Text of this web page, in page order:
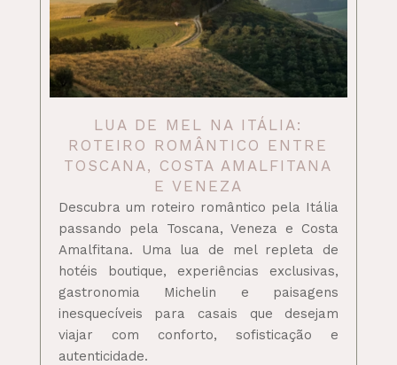
LUA DE MEL NA ITÁLIA:
ROTEIRO ROMÂNTICO ENTRE
TOSCANA, COSTA AMALFITANA
E VENEZA
Descubra um roteiro romântico pela Itália
passando pela Toscana, Veneza e Costa
Amalfitana. Uma lua de mel repleta de
hotéis boutique, experiências exclusivas,
gastronomia Michelin e paisagens
inesquecíveis para casais que desejam
viajar com conforto, sofisticação e
autenticidade.